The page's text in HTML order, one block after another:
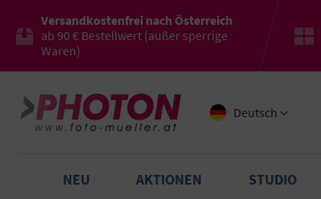
Versandkostenfrei nach Österreich
ab 90 € Bestellwert (außer sperrige
Waren)
Deutsch
NEU AKTIONEN STUDIO